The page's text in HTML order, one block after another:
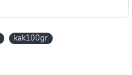
kak100gr